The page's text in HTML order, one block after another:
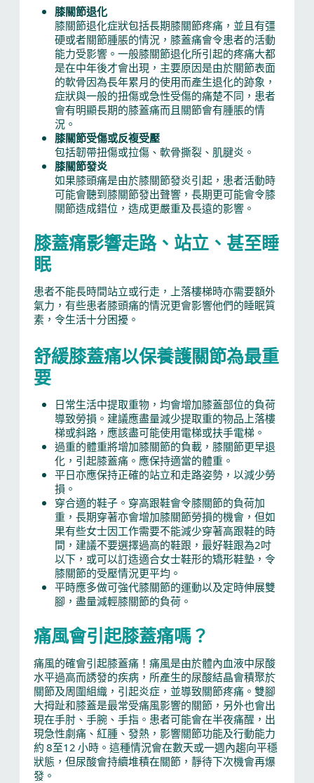
膝關節退化
膝關節退化症狀包括長期膝關節疼痛，並且有彊
硬或者關節腫脹的情況，膝蓋痛會令患者的活動
能力受影響。一般膝關節退化所引起的疼痛大都
是在中年後才會出現，主要原因是由於關節表面
的軟骨因為長年累月的使用而產生退化的跡象，
症狀與一般的扭傷或急性受傷的痛楚不同，患者
會有明顯長期的膝蓋痛而且關節會有腫脹的情
況。
膝關節受傷或反複受壓
包括韌帶扭傷或拉傷、軟骨撕裂、肌腱炎。
膝關節發炎
如果膝頭痛是由於膝關節發炎引起，患者活動時
可能會聽到膝關節發出聲響，長期更可能會令膝
關節造成錯位，造成更嚴重及長遠的影響。
膝蓋痛影響走路、站立、甚至睡
眠
患者不能長時間站立或行走，上落樓梯時亦需要額外
氣力，有些患者膝頭痛的情況更會影響他們的睡眠質
素，令生活十分困擾。
舒緩膝蓋痛以保養護關節為最重
要
日常生活中提取重物，均會增加膝蓋部位的負荷
導致勞損。建議應盡量減少提取重的物品上落樓
梯或斜路，應該盡可能使用電梯或扶手電梯。
過重的體重將增加膝關節的負載，膝關節更早退
化，引起膝蓋痛。應保持適當的體重。
平日亦應保持正確的站立和走路姿勢，以減少勞
損。
穿合適的鞋子。穿高跟鞋會令膝關節的負荷加
重，長期穿著亦會增加膝關節勞損的機會，但如
果有些女士因工作需要不能減少穿著高跟鞋的時
間，建議不要選擇過高的鞋跟，最好鞋跟為2吋
以下，或可以訂造適合女士鞋形的矯形鞋墊，令
膝關節的受壓情況更平均。
平時應多做可強代膝關節的運動以及定時伸展雙
腳，盡量減輕膝關節的負荷。
痛風會引起膝蓋痛嗎？
痛風的確會引起膝蓋痛！痛風是由於體內血液中尿酸
水平過高而誘發的疾病，所產生的尿酸結晶會積聚於
關節及周圍組織，引起炎症，並導致關節疼痛。雙腳
大拇趾和膝蓋是最常受痛風影響的關節，另外也會出
現在手肘、手腕、手指。患者可能會在半夜痛醒，出
現急性劇痛、紅腫、發熱，影響關節功能及行動能力
約 8至12 小時。這種情況會在數天或一週內趨向平穩
狀態，但尿酸會持續堆積在關節，靜待下次機會再爆
發。